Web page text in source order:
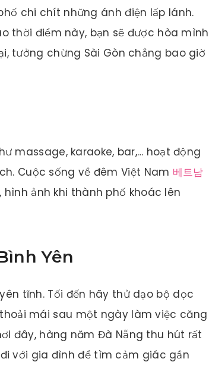
chi chít những ánh điện lấp lánh.
thời điểm này, bạn sẽ được hòa mình
tưởng chừng Sài Gòn chẳng bao giờ
massage, karaoke, bar,… hoạt động
Cuộc sống về đêm Việt Nam 베트남
ảnh khi thành phố khoác lên
Yên
tĩnh. Tối đến hãy thử dạo bộ dọc
mái sau một ngày làm việc căng
đây, hàng năm Đà Nẵng thu hút rất
với gia đình để tìm cảm giác gần